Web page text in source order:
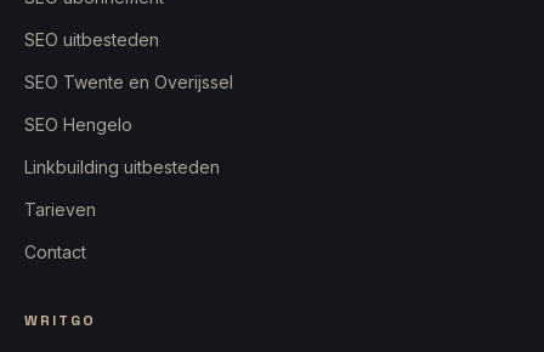
SEO uitbesteden
SEO Twente en Overijssel
SEO Hengelo
Linkbuilding uitbesteden
Tarieven
Contact
WRITGO